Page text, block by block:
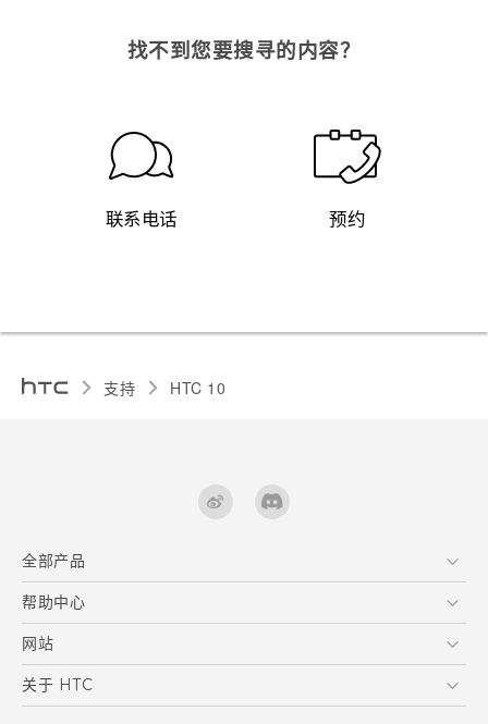
找不到您要搜寻的内容？
联系电话 预约
支持 HTC 10‎
用户指南
全部产品
区块链智能手机
VIVE
帮助中心
在线客服
支援与服务
产品保固说明
网站
HTC Dev
关于 HTC